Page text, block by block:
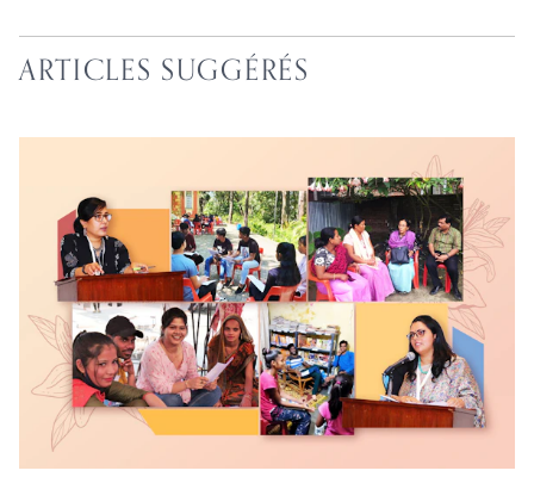
ARTICLES SUGGÉRÉS